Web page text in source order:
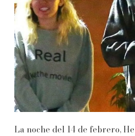
La noche del 14 de febrero,